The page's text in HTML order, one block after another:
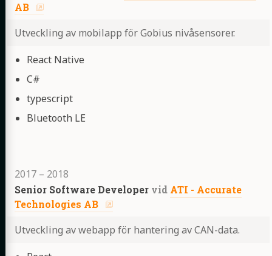
AB
Utveckling av mobilapp för Gobius nivåsensorer.
Highlights
React Native
C#
typescript
Bluetooth LE
2017 – 2018
Senior Software Developer vid ATI - Accurate
Technologies AB
Utveckling av webapp för hantering av CAN-data.